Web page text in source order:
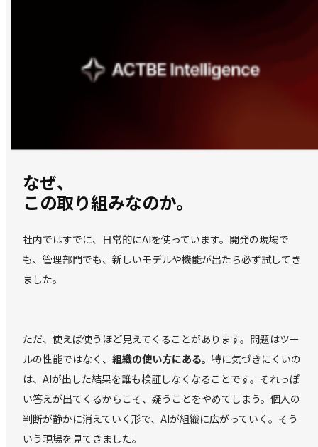
なぜ、
この取り組みなのか。
社内ではすでに、日常的にAIを使っています。開発の現場で
も、管理部門でも、新しいモデルや機能が出たら必ず試してき
ました。
ただ、使えば使うほど見えてくることがあります。問題はツー
ルの性能ではなく、 組織の使い方にある。 特に気づきにくいの
は、AIが出した結果を誰も検証しなくなることです。それっぽ
い答えが出てくるからこそ、疑うことをやめてしまう。個人の
判断が静かに消えていく形で、AIが組織に広がっていく。そう
いう現場を見てきました。